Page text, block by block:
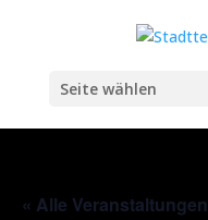
Seite wählen
« Alle Veranstaltungen